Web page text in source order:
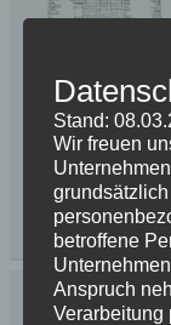
Stand:
Wir freuen
betroffene
Anspruch
Verarbeitung